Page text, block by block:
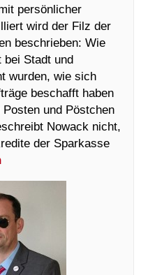
persönlicher
wird der Filz der
beschrieben: Wie
bei Stadt und
wurden, wie sich
beschafft haben
Posten und Pöstchen
Nowack nicht,
der Sparkasse